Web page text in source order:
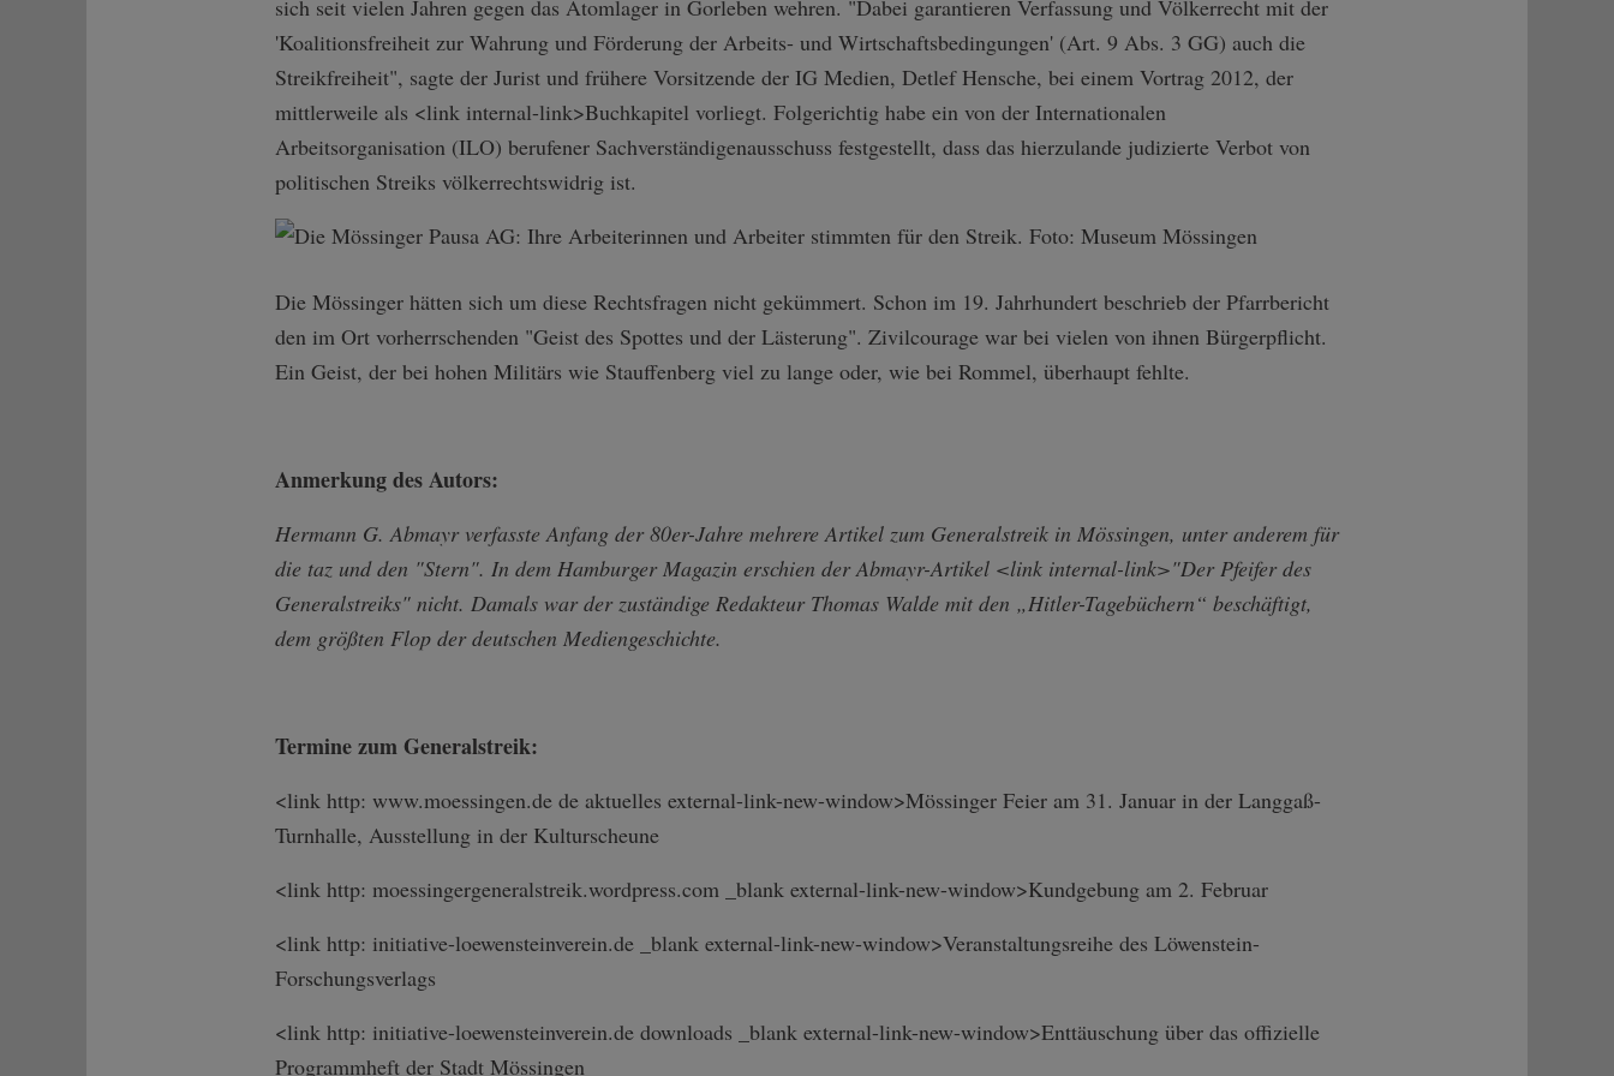
sich seit vielen Jahren gegen das Atomlager in Gorleben wehren. "Dabei garantieren Verfassung und Völkerrecht mit der
'Koalitionsfreiheit zur Wahrung und Förderung der Arbeits- und Wirtschaftsbedingungen' (Art. 9 Abs. 3 GG) auch die
Streikfreiheit", sagte der Jurist und frühere Vorsitzende der IG Medien, Detlef Hensche, bei einem Vortrag 2012, der
mittlerweile als <link internal-link>Buchkapitel vorliegt. Folgerichtig habe ein von der Internationalen
Arbeitsorganisation (ILO) berufener Sachverständigenausschuss festgestellt, dass das hierzulande judizierte Verbot von
politischen Streiks völkerrechtswidrig ist.
Die Mössinger hätten sich um diese Rechtsfragen nicht gekümmert. Schon im 19. Jahrhundert beschrieb der Pfarrbericht
den im Ort vorherrschenden "Geist des Spottes und der Lästerung". Zivilcourage war bei vielen von ihnen Bürgerpflicht.
Ein Geist, der bei hohen Militärs wie Stauffenberg viel zu lange oder, wie bei Rommel, überhaupt fehlte.
Anmerkung des Autors:
Hermann G. Abmayr verfasste Anfang der 80er-Jahre mehrere Artikel zum Generalstreik in Mössingen, unter anderem für
die taz und den "Stern". In dem Hamburger Magazin erschien der Abmayr-Artikel <link internal-link>"Der Pfeifer des
Generalstreiks" nicht. Damals war der zuständige Redakteur Thomas Walde mit den „Hitler-Tagebüchern“ beschäftigt,
dem größten Flop der deutschen Mediengeschichte.
Termine zum Generalstreik:
<link http: www.moessingen.de de aktuelles external-link-n­ew-window>Mössi­nger Feier am 31. Januar in der Langgaß-
Turnhalle, Ausstellung in der Kulturscheune
<link http: moessingergener­alstreik.wordpr­ess.com _blank external-link-n­ew-window>Kundg­ebung am 2. Februar
<link http: initiative-loew­ensteinverein.d­e _blank external-link-n­ew-window>Veran­staltungsreihe des Löwenstein-
Forschungsverlags
<link http: initiative-loew­ensteinverein.d­e downloads _blank external-link-n­ew-window>Enttä­uschung über das offizielle
Programmheft der Stadt Mössingen